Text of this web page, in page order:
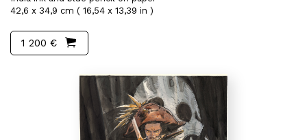
42,6 x 34,9 cm ( 16,54 x 13,39 in )
1 200 €